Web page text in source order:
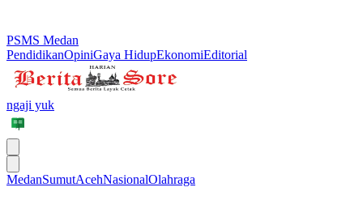
PSMS Medan
PendidikanOpiniGaya HidupEkonomiEditorial
ngaji yuk
MedanSumutAcehNasionalOlahraga